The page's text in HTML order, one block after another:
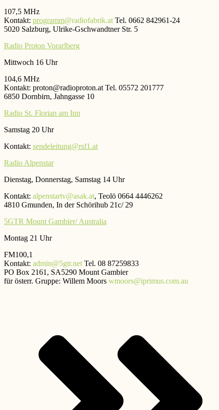
107,5 MHz
Kontakt: programm@radiofabrik.at Tel. 0662 842961-24
5020 Salzburg, Ulrike-Gschwandtner Str. 5
Radio Proton Vorarlberg
Mittwoch 16 Uhr
104,6 MHz
Kontakt: proton@radioproton.at Tel. 05572 201777
6850 Dornbirn, Jahngasse 10
Radio St. Florian am Inn
Samstag 20 Uhr
Kontakt: sendeleitung@rsf1.at
Radio Alpenstar
Dienstag, Donnerstag, Samstag 14 Uhr
Kontakt: alpenstartv@asak.at, Teolö 0664 4446262
4810 Gmunden, In der Schörihub 21c/ 29
5GTR Mount Gambier/ Australia
Montag 21 Uhr
FM100,1
Kontakt: admin@5gtr.net Tel. 08 87259833
PO Box 2161, SA5290 Mount Gambier
für österr. Gruppe: Willem Moors wmoors@iprimus.com.au